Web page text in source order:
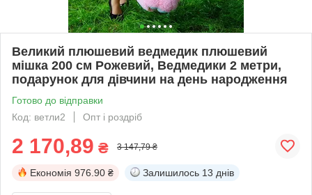
Великий плюшевий ведмедик плюшевий
мішка 200 см Рожевий, Ведмедики 2 метри,
подарунок для дівчини на день народження
Готово до відправки
Код: ветли2
Опт і роздріб
2 170,89 ₴ 3 147,79 ₴
Економія 976.90 ₴ Залишилось 13 днів